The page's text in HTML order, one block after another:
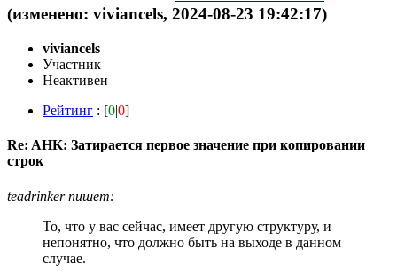
(изменено: viviancels, 2024-08-23 19:42:17)
viviancels
Участник
Неактивен
Рейтинг : [0|0]
Re: AHK: Затирается первое значение при копировании
строк
teadrinker пишет:
То, что у вас сейчас, имеет другую структуру, и
непонятно, что должно быть на выходе в данном
случае.